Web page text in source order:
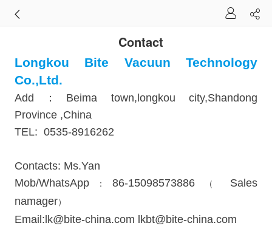
Contact
Longkou Bite Vacuun Technology
Co.,Ltd.
Add ： Beima town,longkou city,Shandong
Province ,China
TEL: 0535-8916262
Contacts: Ms.Yan
Mob/WhatsApp ： 86-15098573886 （ Sales
namager）
Email:lk@bite-china.com lkbt@bite-china.com